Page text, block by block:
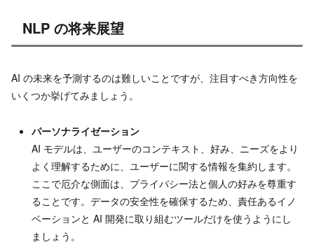
NLP の将来展望
AI の未来を予測するのは難しいことですが、注目すべき方向性を
いくつか挙げてみましょう。
パーソナライゼーション
AI モデルは、ユーザーのコンテキスト、好み、ニーズをより
よく理解するために、ユーザーに関する情報を集約します。
ここで厄介な側面は、プライバシー法と個人の好みを尊重す
ることです。データの安全性を確保するため、責任あるイノ
ベーションと AI 開発に取り組むツールだけを使うようにし
ましょう。